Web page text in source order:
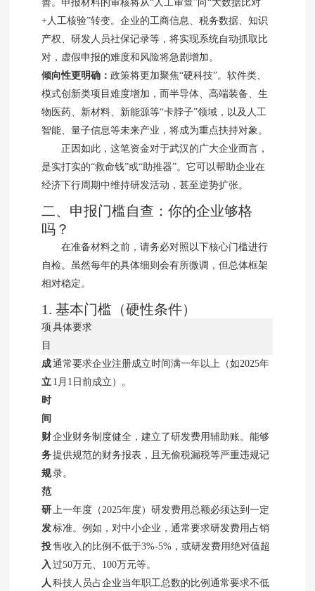
善。申报材料的审核将从“人工审查”向“大数据比对
+人工核验”转变。企业的工商信息、税务数据、知识
产权、研发人员社保记录等，将实现系统自动抓取比
对，虚假申报的难度和风险将急剧增加。
倾向性更明确：政策将更加聚焦“硬科技”。软件类、
模式创新类项目难度增加，而半导体、高端装备、生
物医药、新材料、新能源等“卡脖子”领域，以及人工
智能、量子信息等未来产业，将成为重点扶持对象。
正因如此，这笔资金对于武汉的广大企业而言，
是实打实的“救命钱”或“助推器”。它可以帮助企业在
经济下行周期中维持研发活动，甚至逆势扩张。
二、申报门槛自查：你的企业够格
吗？
在准备材料之前，请务必对照以下核心门槛进行
自检。虽然每年的具体细则会有所微调，但总体框架
相对稳定。
1. 基本门槛（硬性条件）
项
目
具体要求
成
立
时
间
通常要求企业注册成立时间满一年以上（如2025年
1月1日前成立）。
财
务
规
范
企业财务制度健全，建立了研发费用辅助账。能够
提供规范的财务报表，且无偷税漏税等严重违规记
录。
研
发
投
入
上一年度（2025年度）研发费用总额必须达到一定
标准。例如，对中小企业，通常要求研发费用占销
售收入的比例不低于3%-5%，或研发费用绝对值超
过50万元、100万元等。
人 科技人员占企业当年职工总数的比例通常要求不低